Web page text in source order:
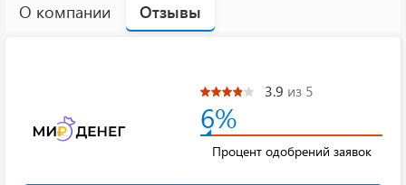
О компании Отзывы
3.9 из 5
6%
Процент одобрений заявок